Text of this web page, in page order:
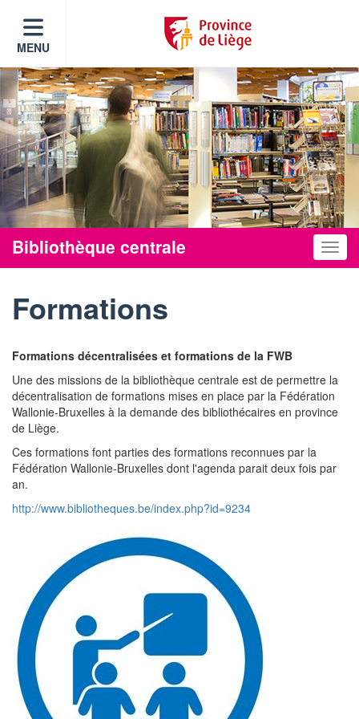
MENU
Bibliothèque centrale
Formations
Formations décentralisées et formations de la FWB
Une des missions de la bibliothèque centrale est de permettre la
décentralisation de formations mises en place par la Fédération
Wallonie-Bruxelles à la demande des bibliothécaires en province
de Liège.
Ces formations font parties des formations reconnues par la
Fédération Wallonie-Bruxelles dont l'agenda parait deux fois par
an.
http://www.bibliotheques.be/index.php?id=9234